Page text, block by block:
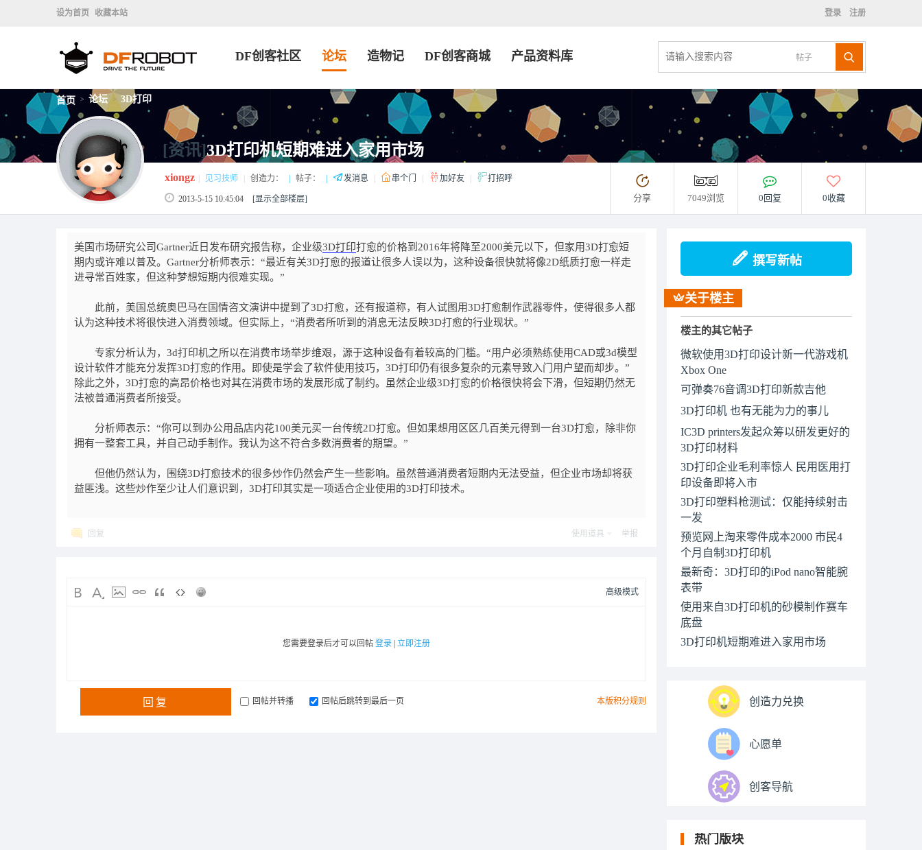
设为首页 收藏本站 登录 注册
帖子
DF创客社区 论坛 造物记 DF创客商城 产品资料库
首页 > 论坛 > 3D打印
[资讯]3D打印机短期难进入家用市场
xiongz 见习技师 创造力： 帖子： 发消息 串个门 加好友 打招呼
2013-5-15 10:45:04 [显示全部楼层] 分享 7049浏览 0回复 0收藏
美国市场研究公司Gartner近日发布研究报告称，企业级3D打印打愈的价格到2016年将降至2000美元以下，但家用3D打愈短
期内或许难以普及。Gartner分析师表示：“最近有关3D打愈的报道让很多人误以为，这种设备很快就将像2D纸质打愈一样走
进寻常百姓家，但这种梦想短期内很难实现。”
此前，美国总统奥巴马在国情咨文演讲中提到了3D打愈，还有报道称，有人试图用3D打愈制作武器零件，使得很多人都
认为这种技术将很快进入消费领域。但实际上，“消费者所听到的消息无法反映3D打愈的行业现状。”
专家分析认为，3d打印机之所以在消费市场举步维艰，源于这种设备有着较高的门槛。“用户必须熟练使用CAD或3d模型
设计软件才能充分发挥3D打愈的作用。即使是学会了软件使用技巧，3D打印仍有很多复杂的元素导致入门用户望而却步。”
除此之外，3D打愈的高昂价格也对其在消费市场的发展形成了制约。虽然企业级3D打愈的价格很快将会下滑，但短期仍然无
法被普通消费者所接受。
分析师表示：“你可以到办公用品店内花100美元买一台传统2D打愈。但如果想用区区几百美元得到一台3D打愈，除非你
拥有一整套工具，并自己动手制作。我认为这不符合多数消费者的期望。”
但他仍然认为，围绕3D打愈技术的很多炒作仍然会产生一些影响。虽然普通消费者短期内无法受益，但企业市场却将获
益匪浅。这些炒作至少让人们意识到，3D打印其实是一项适合企业使用的3D打印技术。
回复 使用道具 举报
高级模式
您需要登录后才可以回帖 登录 立即注册
本版积分规则
回复 回帖并转播 回帖后跳转到最后一页
撰写新帖
关于楼主
楼主的其它帖子
微软使用3D打印设计新一代游戏机
Xbox One
可弹奏76音调3D打印新款吉他
3D打印机 也有无能为力的事儿
IC3D printers发起众筹以研发更好的
3D打印材料
3D打印企业毛利率惊人 民用医用打
印设备即将入市
3D打印塑料枪测试：仅能持续射击
一发
预览网上淘来零件成本2000 市民4
个月自制3D打印机
最新奇：3D打印的iPod nano智能腕
表带
使用来自3D打印机的砂模制作赛车
底盘
3D打印机短期难进入家用市场
创造力兑换
心愿单
创客导航
热门版块